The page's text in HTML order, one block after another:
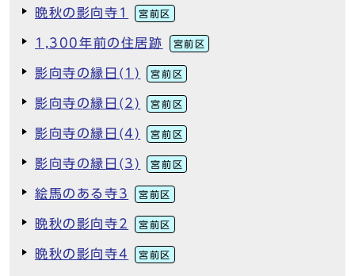
晩秋の影向寺1 宮前区
1,300年前の住居跡 宮前区
影向寺の縁日(1) 宮前区
影向寺の縁日(2) 宮前区
影向寺の縁日(4) 宮前区
影向寺の縁日(3) 宮前区
絵馬のある寺3 宮前区
晩秋の影向寺2 宮前区
晩秋の影向寺4 宮前区